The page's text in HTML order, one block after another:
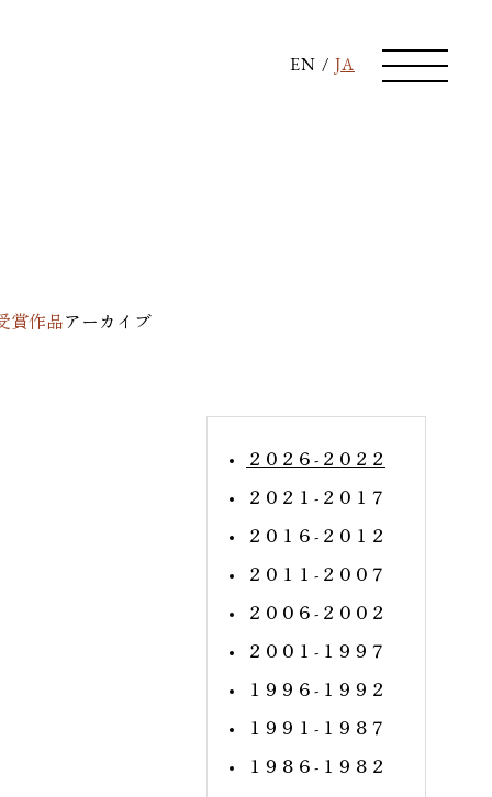
EN / JA
賞作品アーカイブ
２０２６ - ２０２２
２０２１ - ２０１７
２０１６ - ２０１２
２０１１ - ２００７
２００６ - ２００２
２００１ - １９９７
１９９６ - １９９２
１９９１ - １９８７
１９８６ - １９８２